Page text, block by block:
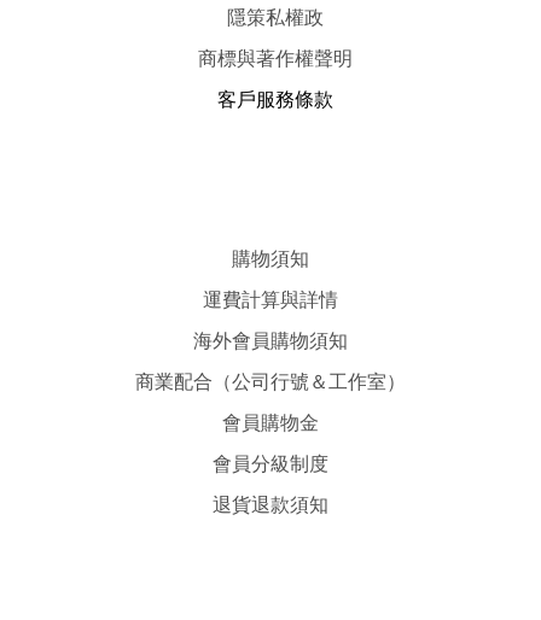
隱策私權政
商標與著作權聲明
客戶服務條款
購物須知
運費計算與詳情
海外會員購物須知
商業配合（公司行號＆工作室）
會員購物金
會員分級制度
退貨退款須知